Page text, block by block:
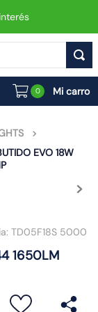
0
EVO 18W
TD05F18S 5000
1650LM
MÁS BUSCADOS